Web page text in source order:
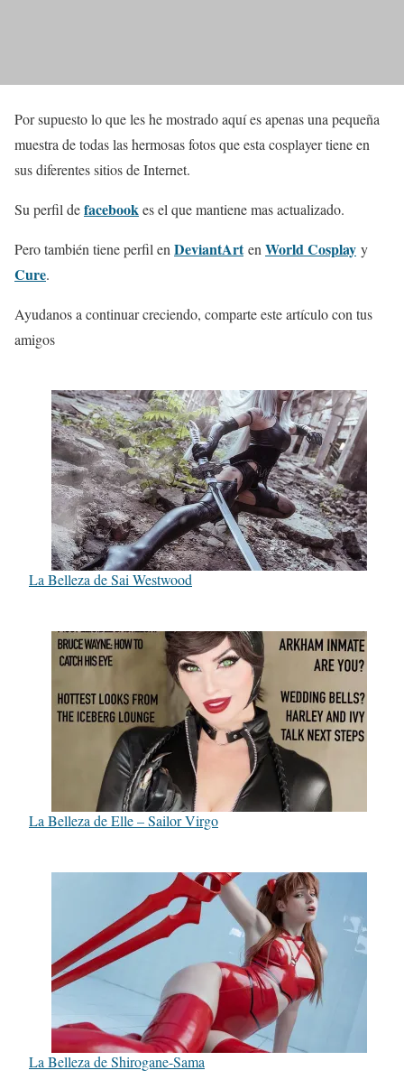
Por supuesto lo que les he mostrado aquí es apenas una pequeña
muestra de todas las hermosas fotos que esta cosplayer tiene en
sus diferentes sitios de Internet.
Su perfil defacebook es el que mantiene mas actualizado.
Pero también tiene perfil en DeviantArten World Cosplay y
Cure.
Ayudanos a continuar creciendo, comparte este artículo con tus
amigos
La Belleza de Sai Westwood
La Belleza de Elle – Sailor Virgo
La Belleza de Shirogane-Sama